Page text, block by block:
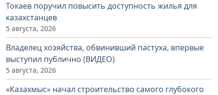
Токаев поручил повысить доступность жилья для
казахстанцев
5 августа, 2026
Владелец хозяйства, обвинивший пастуха, впервые
выступил публично (ВИДЕО)
5 августа, 2026
«Казахмыс» начал строительство самого глубокого